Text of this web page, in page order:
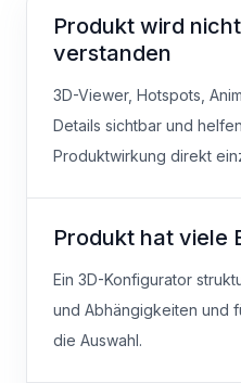
Produkt wird
verstanden
3D-Viewer, Hotspots,
Details sichtbar und
Produktwirkung direkt
Produkt hat viele
Ein 3D-Konfigurator
und Abhängigkeiten und
die Auswahl.